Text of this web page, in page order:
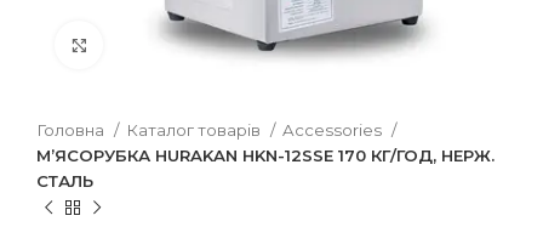
Клацніть, щоб збільшити
Головна Каталог товарів
Accessories
М’ЯСОРУБКА HURAKAN HKN-12SSE 170 КГ/ГОД, НЕРЖ.
СТАЛЬ